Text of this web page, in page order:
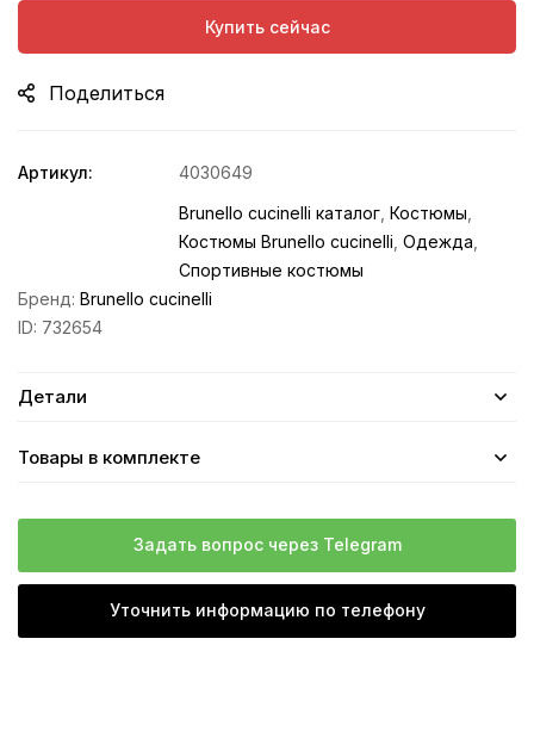
Купить сейчас
Поделиться
Артикул:
4030649
Brunello cucinelli каталог Костюмы
Костюмы Brunello cucinelli Одежда
Спортивные костюмы
Бренд: Brunello cucinelli
ID: 732654
Детали
Товары в комплекте
Задать вопрос через Telegram
Уточнить информацию по телефону